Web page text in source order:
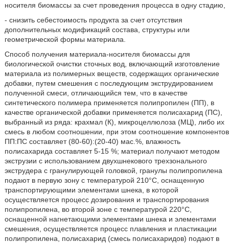
носителя биомассы за счет проведения процесса в одну стадию,
- снизить себестоимость продукта за счет отсутствия
дополнительных модификаций состава, структуры или
геометрической формы материала.
Способ получения материала-носителя биомассы для
биологической очистки сточных вод, включающий изготовление
материала из полимерных веществ, содержащих органические
добавки, путем смешения с последующим экструдированием
полученной смеси, отличающийся тем, что в качестве
синтетического полимера применяется полипропилен (ПП), в
качестве органической добавки применяется полисахарид (ПС),
выбранный из ряда: крахмал (К), микроцеллюлоза (МЦ), либо их
смесь в любом соотношении, при этом соотношение компонентов
ПП:ПС составляет (80-60):(20-40) мас.%, влажность
полисахарида составляет 5-15 %; материал получают методом
экструзии с использованием двухшнекового трехзонального
экструдера с гранулирующей головкой, гранулы полипропилена
подают в первую зону с температурой 210°C, оснащенную
транспортирующими элементами шнека, в которой
осуществляется процесс дозирования и транспортирования
полипропилена, во второй зоне с температурой 220°C,
оснащенной нагнетающими элементами шнека и элементами
смешения, осуществляется процесс плавления и пластикации
полипропилена, полисахарид (смесь полисахаридов) подают в